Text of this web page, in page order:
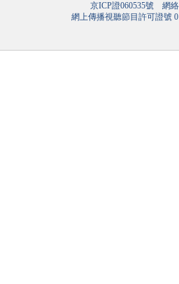
京ICP證060535號網絡
網上傳播視聽節目許可證號